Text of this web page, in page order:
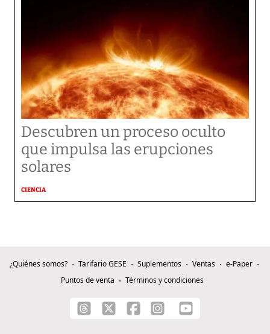
Descubren un proceso oculto
que impulsa las erupciones
solares
CIENCIA
¿Quiénes somos? Tarifario GESE Suplementos Ventas
e-Paper
Puntos de venta
Términos y condiciones